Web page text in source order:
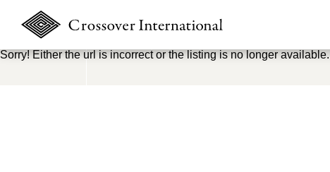
Sorry! Either the url is incorrect or the listing is no longer available.